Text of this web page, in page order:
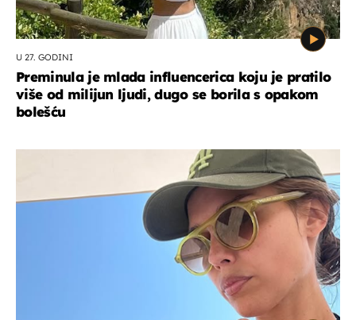
U 27. GODINI
Preminula je mlada influencerica koju je pratilo
više od milijun ljudi, dugo se borila s opakom
bolešću